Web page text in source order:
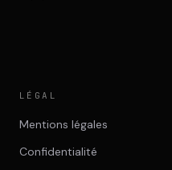
LÉGAL
Mentions légales
Confidentialité